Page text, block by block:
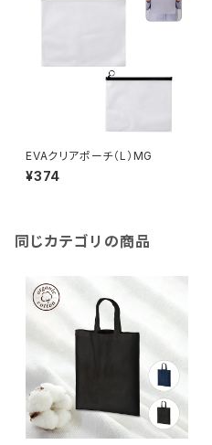
EVAクリアポーチ（L）MG
¥374
同じカテゴリの商品